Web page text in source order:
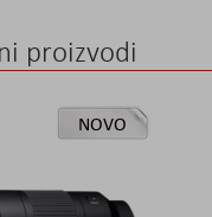
proizvodi
NOVO